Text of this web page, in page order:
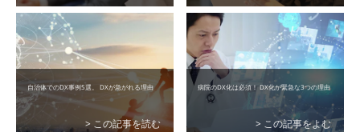
自治体でのDX事例5選。 DXが急がれる理由
> この記事を読む
病院のDX化は必須！ DX化が緊急な3つの理由
> この記事をよむ